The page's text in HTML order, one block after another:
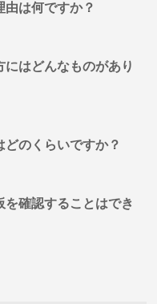
由は何ですか？
はどんなものがあり
どのくらいですか？
を確認することはでき